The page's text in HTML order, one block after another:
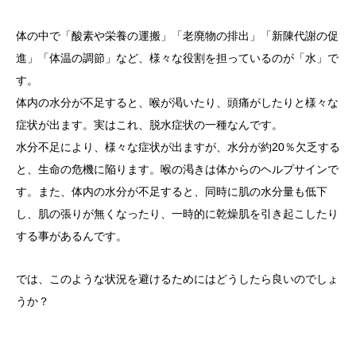
体の中で「酸素や栄養の運搬」「老廃物の排出」「新陳代謝の促
進」「体温の調節」など、様々な役割を担っているのが「水」で
す。
体内の水分が不足すると、喉が渇いたり、頭痛がしたりと様々な
症状が出ます。実はこれ、脱水症状の一種なんです。
水分不足により、様々な症状が出ますが、水分が約20％欠乏する
と、生命の危機に陥ります。喉の渇きは体からのヘルプサインで
す。また、体内の水分が不足すると、同時に肌の水分量も低下
し、肌の張りが無くなったり、一時的に乾燥肌を引き起こしたり
する事があるんです。
では、このような状況を避けるためにはどうしたら良いのでしょ
うか？